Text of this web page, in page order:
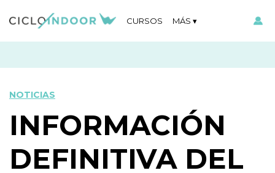
CURSOS MÁS
NOTICIAS
INFORMACIÓN
DEFINITIVA DEL